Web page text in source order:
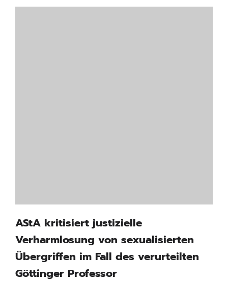
AStA kritisiert justizielle
Verharmlosung von sexualisierten
Übergriffen im Fall des verurteilten
Göttinger Professor